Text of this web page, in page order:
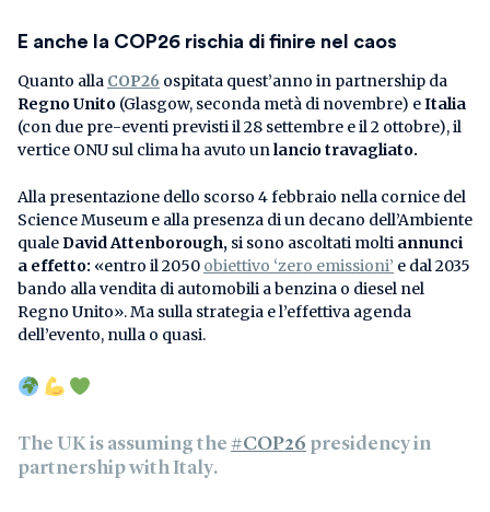
E anche la COP26 rischia di finire nel caos
Quanto alla COP26 ospitata quest’anno in partnership da
Regno Unito (Glasgow, seconda metà di novembre) eItalia
(con due pre-eventi previsti il 28 settembre e il 2 ottobre), il
vertice ONU sul clima ha avuto unlancio travagliato.
Alla presentazione dello scorso 4 febbraio nella cornice del
Science Museum e alla presenza di un decano dell’Ambiente
qualeDavid Attenborough, si sono ascoltati molti annunci
a effetto: «entro il 2050 obiettivo ‘zero emissioni’ e dal 2035
bando alla vendita di automobili a benzina o diesel nel
Regno Unito». Ma sulla strategia e l’effettiva agenda
dell’evento, nulla o quasi.
The UK is assuming the #COP26 presidency in
partnership with Italy.